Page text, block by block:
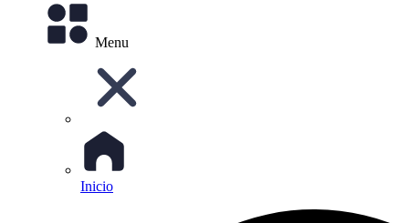
Menu
Inicio